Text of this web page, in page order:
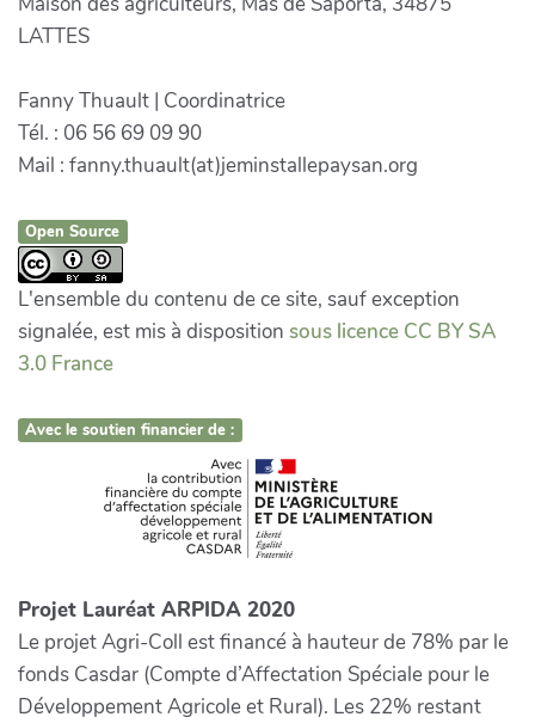
LATTES
Fanny Thuault | Coordinatrice
Tél. : 06 56 69 09 90
Mail : fanny.thuault(at)jeminstallepaysan.org
Open Source
L'ensemble du contenu de ce site, sauf exception
signalée, est mis à disposition sous licence CC BY SA
3.0 France
Avec le soutien financier de :
Projet Lauréat ARPIDA 2020
Le projet Agri-Coll est financé à hauteur de 78% par le
fonds Casdar (Compte d’Affectation Spéciale pour le
Développement Agricole et Rural). Les 22% restant